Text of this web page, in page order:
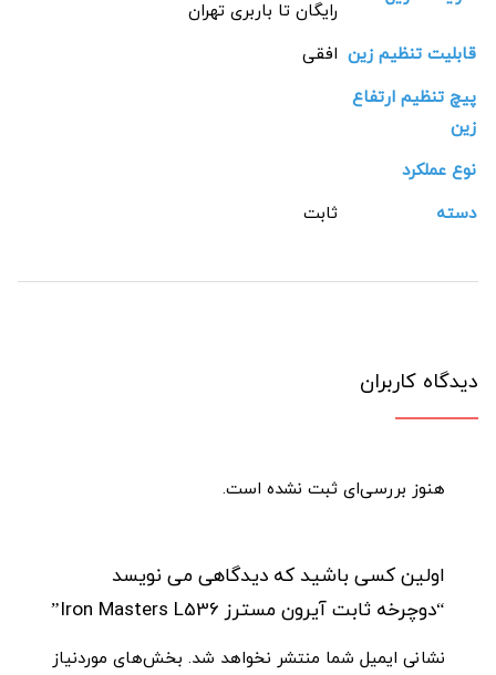
رایگان تا باربری تهران
قابلیت تنظیم زین افقی
پیچ تنظیم ارتفاع
زین
نوع عملکرد
دسته
ثابت
دیدگاه کاربران
هنوز بررسی‌ای ثبت نشده است.
اولین کسی باشید که دیدگاهی می نویسد
“دوچرخه ثابت آیرون مسترز Iron Masters L536”
نشانی ایمیل شما منتشر نخواهد شد. بخش‌های موردنیاز